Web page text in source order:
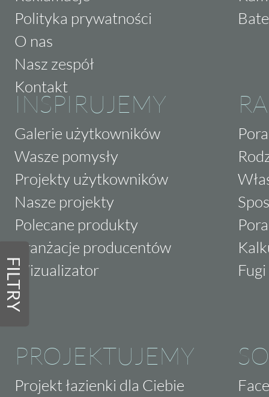
FILTRY
Polityka prywatności
O nas
Nasz zespół
Kontakt
INSPIRUJEMY
Galerie użytkowników
Wasze pomysły
Projekty użytkowników
Nasze projekty
Polecane produkty
Aranżacje producentów
Wizualizator
PROJEKTUJEMY
Projekt łazienki dla Ciebie